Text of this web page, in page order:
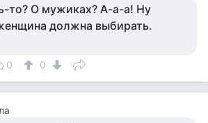
то? О мужиках? А-а-а! Ну
должна выбирать.
0 0